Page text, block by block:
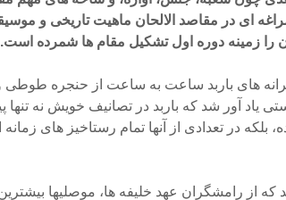
ای در مقاصد الالحان ماهیت تاریخی و
را زمینه دوره اول تشکیل مقام ها شمرده است.
های باربد ساعت به ساعت از حنجره طوطی
یاد آور شد که باربد در تصانیف خویش نه تنها
در تعدادی از آنها تمام رستاخیز های
از رامشگران عهد خلیفه ها، موصلیها